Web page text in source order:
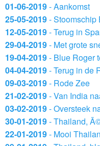
01-06-2019- Aankomst
25-05-2019- Stoomschip
12-05-2019- Terug in
29-04-2019- Met grote
19-04-2019- Blue Roger
04-04-2019- Terug in de
09-03-2019- Rode Zee
21-02-2019- Van India
03-02-2019- Oversteek
30-01-2019- Thailand,
22-01-2019- Mooi